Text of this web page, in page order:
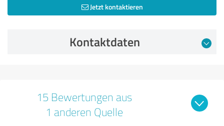
Jetzt kontaktieren
Kontaktdaten
15 Bewertungen aus
1 anderen Quelle